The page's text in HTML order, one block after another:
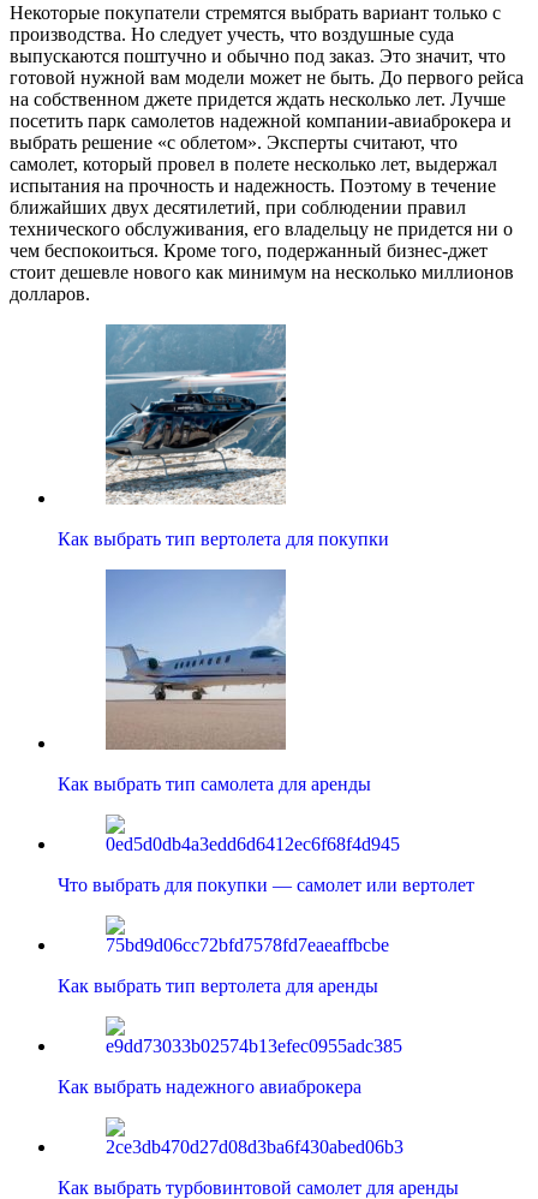
Некоторые покупатели стремятся выбрать вариант только с
производства. Но следует учесть, что воздушные суда
выпускаются поштучно и обычно под заказ. Это значит, что
готовой нужной вам модели может не быть. До первого рейса
на собственном джете придется ждать несколько лет. Лучше
посетить парк самолетов надежной компании-авиаброкера и
выбрать решение «с облетом». Эксперты считают, что
самолет, который провел в полете несколько лет, выдержал
испытания на прочность и надежность. Поэтому в течение
ближайших двух десятилетий, при соблюдении правил
технического обслуживания, его владельцу не придется ни о
чем беспокоиться. Кроме того, подержанный бизнес-джет
стоит дешевле нового как минимум на несколько миллионов
долларов.
Как выбрать тип вертолета для покупки
Как выбрать тип самолета для аренды
Что выбрать для покупки — самолет или вертолет
Как выбрать тип вертолета для аренды
Как выбрать надежного авиаброкера
Как выбрать турбовинтовой самолет для аренды